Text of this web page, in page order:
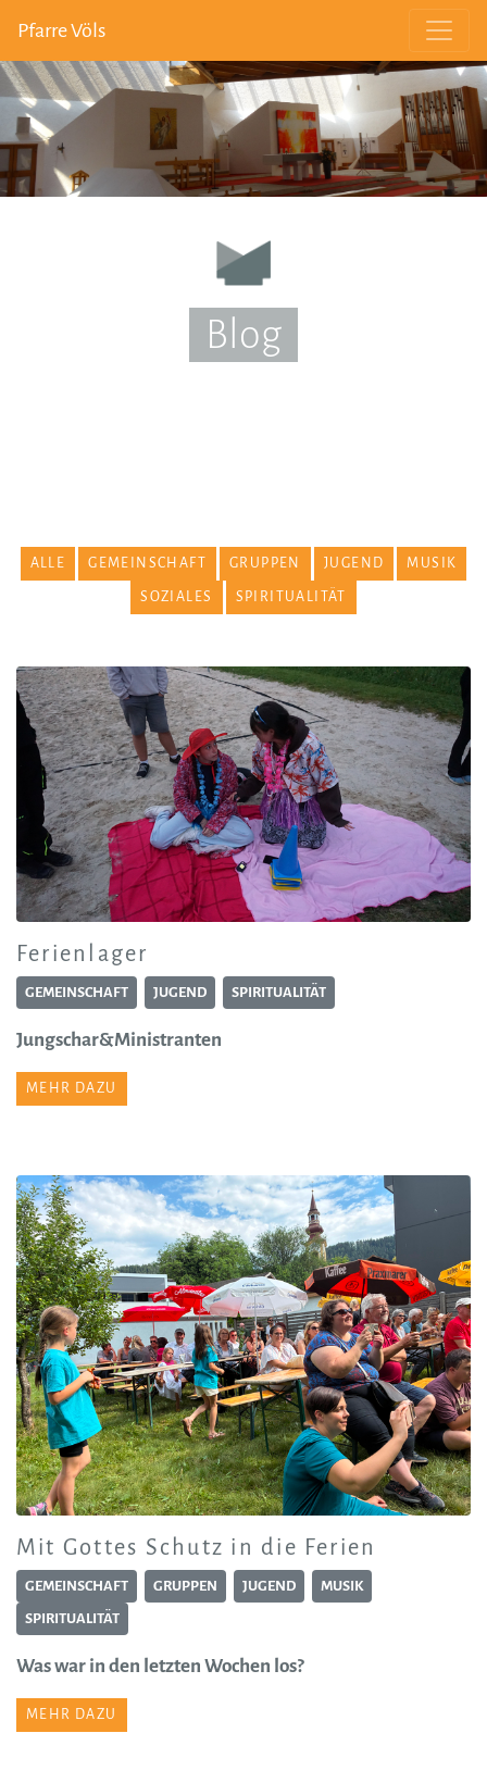
Pfarre Völs
Blog
ALLE GEMEINSCHAFT GRUPPEN JUGEND MUSIK
SOZIALES SPIRITUALITÄT
Ferienlager
GEMEINSCHAFT JUGEND SPIRITUALITÄT
Jungschar&Ministranten
MEHR DAZU
Mit Gottes Schutz in die Ferien
GEMEINSCHAFT GRUPPEN JUGEND
MUSIK
SPIRITUALITÄT
Was war in den letzten Wochen los?
MEHR DAZU